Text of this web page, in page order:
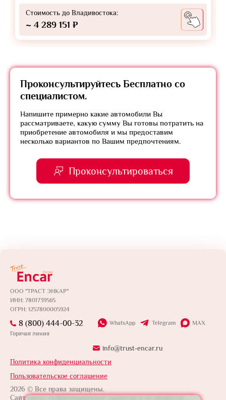
Стоимость до Владивостока:
~ 4 289 151 ₽
Проконсультируйтесь Бесплатно со
специалистом.
Напишите примерно какие автомобили Вы
рассматриваете, какую сумму Вы готовы потратить на
приобретение автомобиля и мы предоставим
несколько вариантов по Вашим предпочтениям.
Проконсультироваться
ООО "ТРАСТ ЭНКАР"
ИНН: 7801739565
ОГРН: 1257800005924
Политика конфиденциальности
Пользовательское соглашение
2026 © Все права защищены.
Сайт носит информационный характер и не является
8 (800) 444-00-32
Горячая линия
WhatsApp Telegram MAX
info@trust-encar.ru